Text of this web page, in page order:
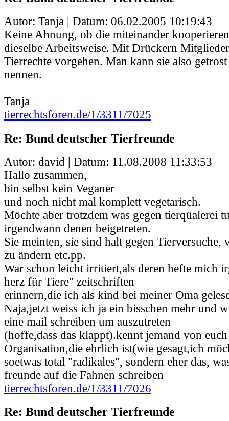
Autor: Tanja | Datum: 06.02.2005 10:19:43
Keine Ahnung, ob die miteinander
dieselbe Arbeitsweise. Mit Drückern
Tierrechte vorgehen. Man kann sie also
nennen.
Tanja
tierrechtsforen.de/1/3311/7025
Re: Bund deutscher Tierfreunde
Autor: david | Datum: 11.08.2008 11:33:53
Hallo zusammen,
bin selbst kein Veganer
und noch nicht mal komplett vegetarisch.
Möchte aber trotzdem was gegen tierqüalerei
irgendwann denen beigetreten.
Sie meinten, sie sind halt gegen Tierversuche,
zu ändern etc.pp.
War schon leicht irritiert,als deren hefte mich
herz für Tiere" zeitschriften
erinnern,die ich als kind bei meiner Oma
Naja,jetzt weiss ich ja ein bisschen mehr und
eine mail schreiben um auszutreten
(hoffe,dass das klappt).kennt jemand von
Organisation,die ehrlich ist(wie gesagt,ich
soetwas total "radikales", sondern eher das,
freunde auf die Fahnen schreiben
tierrechtsforen.de/1/3311/7026
Re: Bund deutscher Tierfreunde